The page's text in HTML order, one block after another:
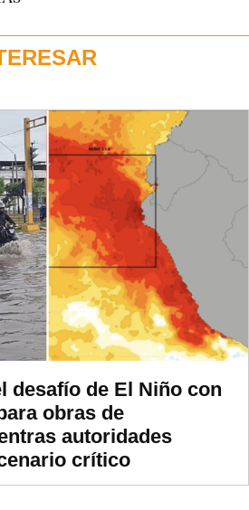
desafío de El Niño con
obras de
autoridades
crítico